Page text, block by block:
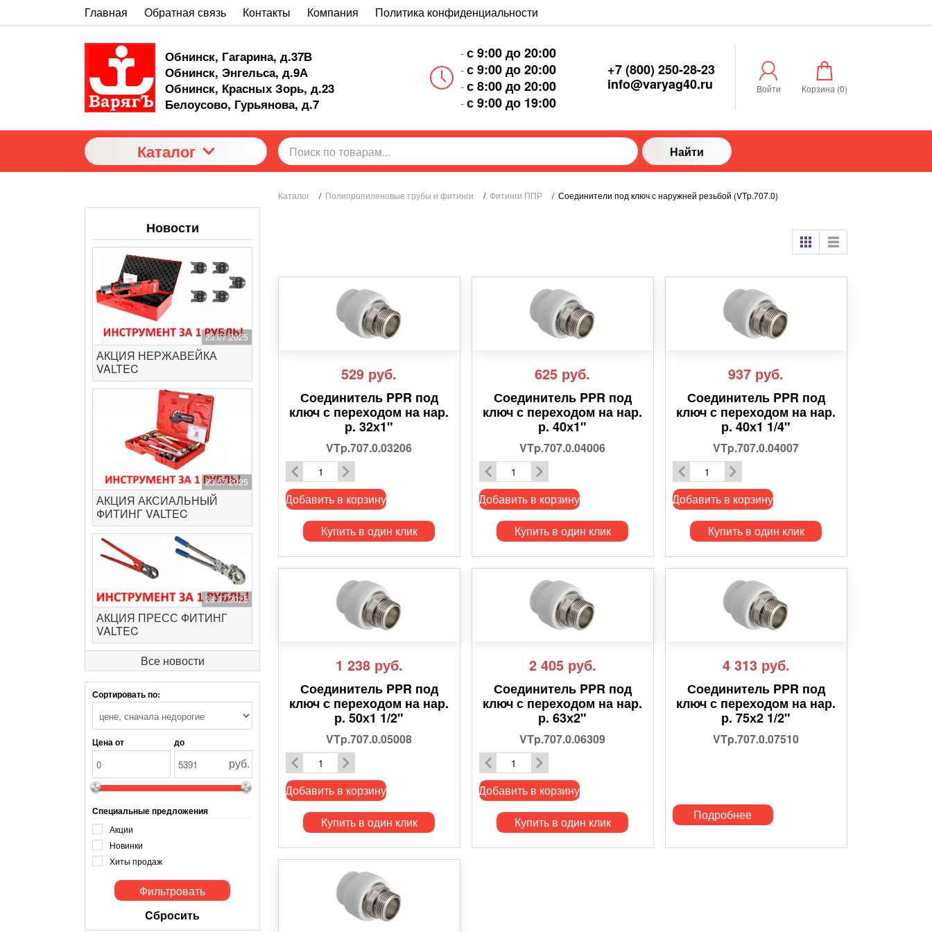
Главная Обратная связь Контакты Компания Политика конфиденциальности
Обнинск, Гагарина, д.37В
Обнинск, Энгельса, д.9А
Обнинск, Красных Зорь, д.23
Белоусово, Гурьянова, д.7
-с 9:00 до 20:00
-с 9:00 до 20:00
-с 8:00 до 20:00
-с 9:00 до 19:00
+7 (800) 250-28-23
info@varyag40.ru
Войти Корзина (0)
Каталог Найти
Новости
23.07.2025
АКЦИЯ НЕРЖАВЕЙКА
VALTEC
23.07.2025
АКЦИЯ АКСИАЛЬНЫЙ
ФИТИНГ VALTEC
23.07.2025
АКЦИЯ ПРЕСС ФИТИНГ
VALTEC
Все новости
Сортировать по:
Цена от до
руб.
Специальные предложения
Акции
Новинки
Хиты продаж
Cбросить
Каталог / Полипропиленовые трубы и фитинги / Фитинги ППР / Соединители под ключ с наружней резьбой (VTp.707.0)
529 руб.
Соединитель PPR под
ключ с переходом на нар.
р. 32х1"
VTp.707.0.03206
Добавить в корзину
Купить в один клик
625 руб.
Соединитель PPR под
ключ с переходом на нар.
р. 40х1"
VTp.707.0.04006
Добавить в корзину
Купить в один клик
937 руб.
Соединитель PPR под
ключ с переходом на нар.
р. 40х1 1/4"
VTp.707.0.04007
Добавить в корзину
Купить в один клик
1 238 руб.
Соединитель PPR под
ключ с переходом на нар.
р. 50х1 1/2"
VTp.707.0.05008
Добавить в корзину
Купить в один клик
2 405 руб.
Соединитель PPR под
ключ с переходом на нар.
р. 63х2"
VTp.707.0.06309
Добавить в корзину
Купить в один клик
4 313 руб.
Соединитель PPR под
ключ с переходом на нар.
р. 75х2 1/2"
VTp.707.0.07510
Подробнее